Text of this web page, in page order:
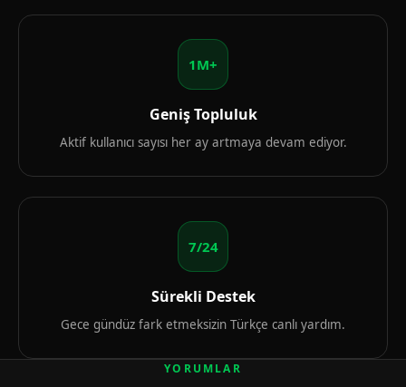
1M+
Geniş Topluluk
Aktif kullanıcı sayısı her ay artmaya devam ediyor.
7/24
Sürekli Destek
Gece gündüz fark etmeksizin Türkçe canlı yardım.
YORUMLAR